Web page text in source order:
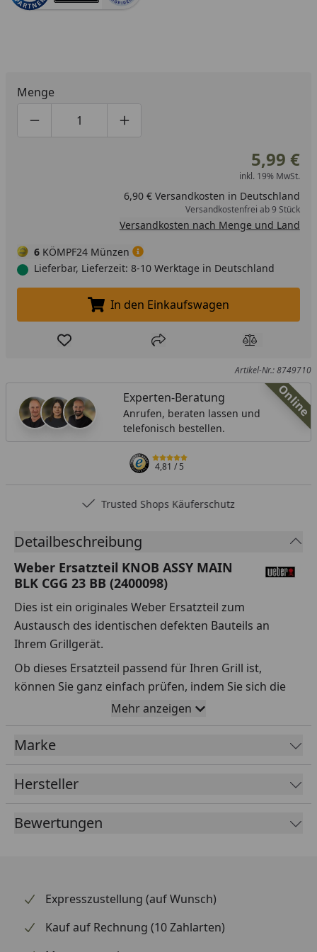
Menge
Produktmenge um eins verringern
Produktmenge manuell eingeben
Produktmenge um eins erhöhen
5,99 €
inkl. 19% MwSt.
6,90 € Versandkosten in Deutschland
Versandkostenfrei ab 9 Stück
Versandkosten nach Menge und Land
6 KÖMPF24 Münzen
Lieferbar, Lieferzeit: 8-10 Werktage in Deutschland
In den Einkaufswagen legen
In den Einkaufswagen
Produkt zur Wunschliste hinzufügen
Teilen Produkt
Artikel-Nr.: 8749710
Online
Experten-Beratung
Anrufen, beraten lassen und
telefonisch bestellen.
4,81/ 5
Trusted Shops Käuferschutz
Detailbeschreibung
Weber Ersatzteil KNOB ASSY MAIN
BLK CGG 23 BB (2400098)
Dies ist ein originales Weber Ersatzteil zum
Austausch des identischen defekten Bauteils an
Ihrem Grillgerät.
Ob dieses Ersatzteil passend für Ihren Grill ist,
können Sie ganz einfach prüfen, indem Sie sich die
Explosionszeichnung Ihres Grills anschauen und dort
das betreffende Teil heraussuchen.
Über die Seriennummer Ihres Grillgeräts kommen Sie
ganz einfach zur passenden Explosionszeichnung.
Geben Sie dafür die Seriennummer
Sollte Ihnen nicht bekannt sein, wo Sie die
Abmessungen oder Gewichte zu den Ersatzteilen
handelt (wir bestellen das Produkt bei Weber, sobald
Mehr anzeigen
Marke
Hersteller
Bewertungen
Expresszustellung (auf Wunsch)
Kauf auf Rechnung (10 Zahlarten)